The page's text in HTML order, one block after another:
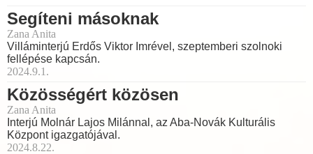
Segíteni másoknak
Zana Anita
Villáminterjú Erdős Viktor Imrével, szeptemberi szolnoki
fellépése kapcsán.
2024.9.1.
Közösségért közösen
Zana Anita
Interjú Molnár Lajos Milánnal, az Aba-Novák Kulturális
Központ igazgatójával.
2024.8.22.